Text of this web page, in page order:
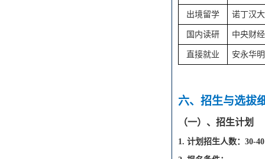
出境留学 诺丁汉
国内读研 中央财
直接就业 安永华
六、招生与选拔
（一）、招生计划
1. 计划招生人数： 30-40